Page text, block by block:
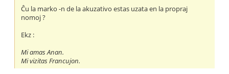
Ĉu la marko -n de la akuzativo estas uzata en la propraj
nomoj ?
Ekz :
Mi amas Anan.
Mi vizitas Francujon.